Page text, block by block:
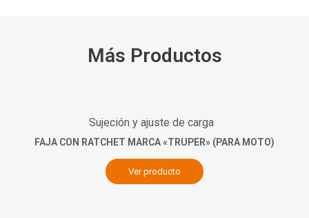
Más Productos
Sujeción y ajuste de carga
FAJA CON RATCHET MARCA «TRUPER» (PARA MOTO)
Ver producto